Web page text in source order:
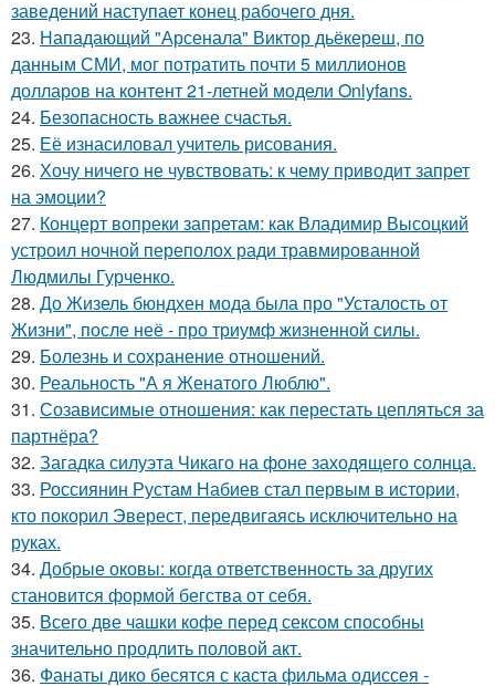
заведений наступает конец рабочего дня.
23. Нападающий "Арсенала" Виктор дьёкереш, по
данным СМИ, мог потратить почти 5 миллионов
долларов на контент 21-летней модели Onlyfans.
24. Безопасность важнее счастья.
25. Её изнасиловал учитель рисования.
26. Хочу ничего не чувствовать: к чему приводит запрет
на эмоции?
27. Концерт вопреки запретам: как Владимир Высоцкий
устроил ночной переполох ради травмированной
Людмилы Гурченко.
28. До Жизель бюндхен мода была про "Усталость от
Жизни", после неё - про триумф жизненной силы.
29. Болезнь и сохранение отношений.
30. Реальность "А я Женатого Люблю".
31. Созависимые отношения: как перестать цепляться за
партнёра?
32. Загадка силуэта Чикаго на фоне заходящего солнца.
33. Россиянин Рустам Набиев стал первым в истории,
кто покорил Эверест, передвигаясь исключительно на
руках.
34. Добрые оковы: когда ответственность за других
становится формой бегства от себя.
35. Всего две чашки кофе перед сексом способны
значительно продлить половой акт.
36. Фанаты дико бесятся с каста фильма одиссея -